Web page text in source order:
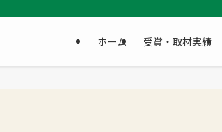
ホーム 受賞・取材実績